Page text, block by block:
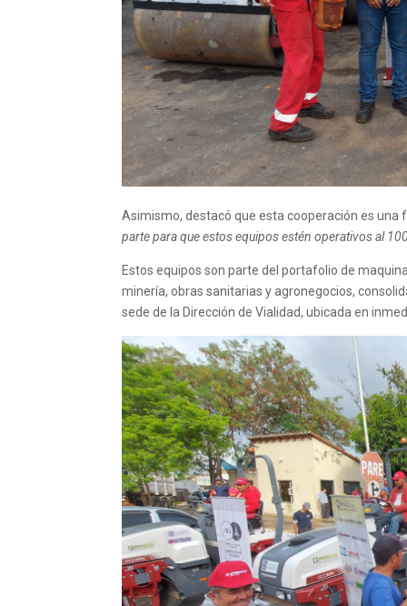
Asimismo, destacó que esta cooperación es
parte para que estos equipos estén operativos al
Estos equipos son parte del portafolio de
minería, obras sanitarias y agronegocios,
sede de la Dirección de Vialidad, ubicada en